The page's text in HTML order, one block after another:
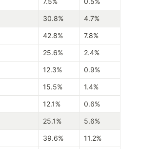
30.8% 4.7%
42.8% 7.8%
25.6% 2.4%
12.3% 0.9%
15.5% 1.4%
12.1% 0.6%
25.1% 5.6%
39.6% 11.2%